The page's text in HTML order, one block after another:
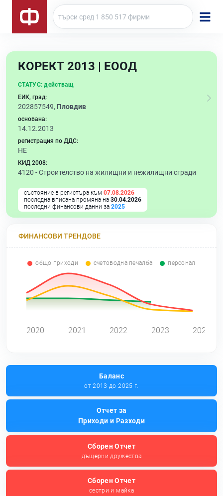
КОРЕКТ 2013 | ЕООД
СТАТУС: действащ
ЕИК, град:
202857549, Пловдив
основана:
14.12.2013
регистрация по ДДС:
НЕ
КИД 2008:
4120 -Строителство на жилищни и нежилищни сгради
състояние в регистъра към 07.08.2026
последна вписана промяна на 30.04.2026
последни финансови данни за 2025
ФИНАНСОВИ ТРЕНДОВЕ
общо приходи счетоводна печалба персонал
2020 2021 2022 2023 2024
Баланс
от 2013 до 2025 г.
Отчет за
Приходи и Разходи
Сборен Отчет
дъщерни дружества
Сборен Отчет
сестри и майка